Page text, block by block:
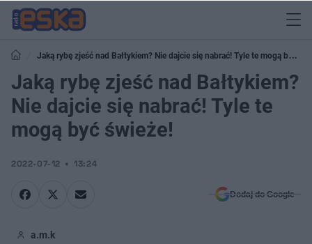
Jaką rybę zjeść nad Bałtykiem? Nie dajcie się nabrać! Tyle te mogą być
świeże!
Jaką rybę zjeść nad Bałtykiem?
Nie dajcie się nabrać! Tyle te
mogą być świeże!
2022-07-12 13:24
Dodaj do Google
a.m.k